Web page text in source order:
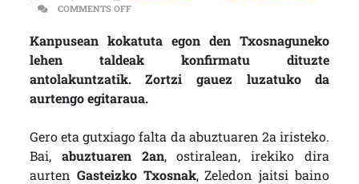
COMMENTS OFFON ABUZTUAREN 2AN IREKIKO DIRA GASTEIZKO
Kanpusean kokatuta egon den Txosnaguneko
lehen taldeak konfirmatu dituzte
antolakuntzatik. Zortzi gauez luzatuko da
aurtengo egitaraua.
Gero eta gutxiago falta da abuztuaren 2a iristeko.
Bai, abuztuaren 2an, ostiralean, irekiko dira
aurten Gasteizko Txosnak, Zeledon jaitsi baino